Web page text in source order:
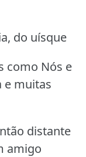
do uísque
como Nós e
e muitas
distante
amigo